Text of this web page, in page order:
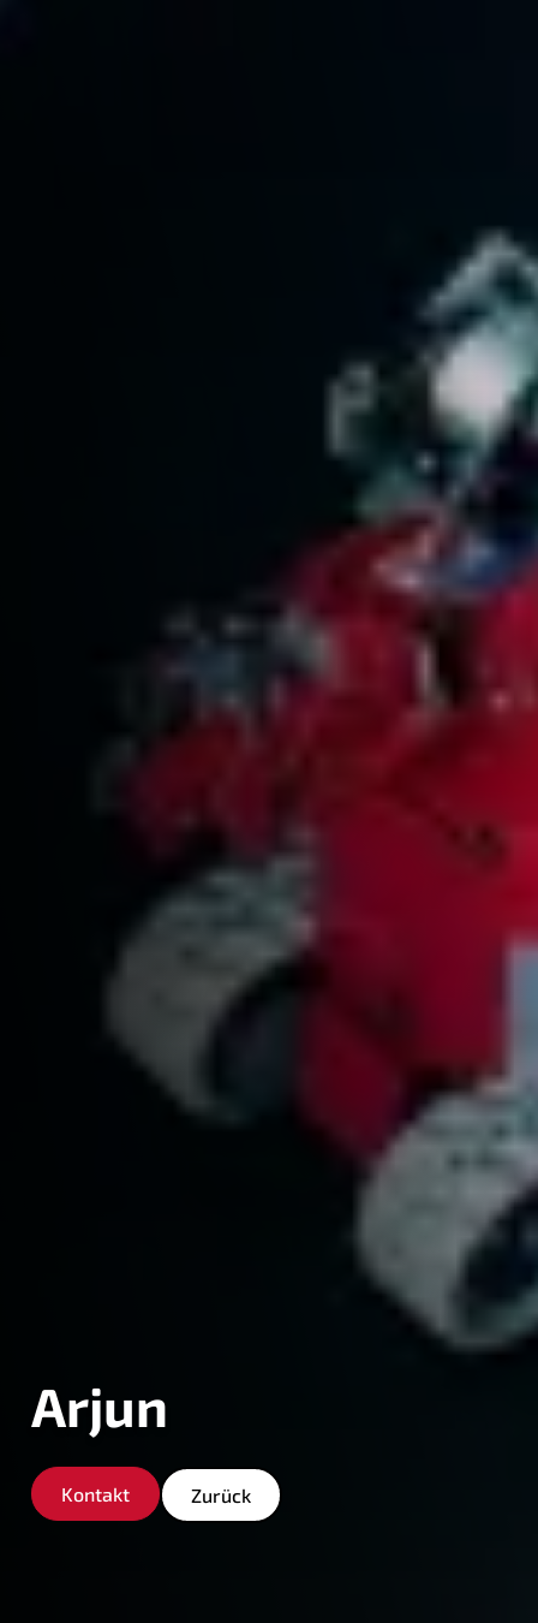
Arjun
Kontakt Zurück